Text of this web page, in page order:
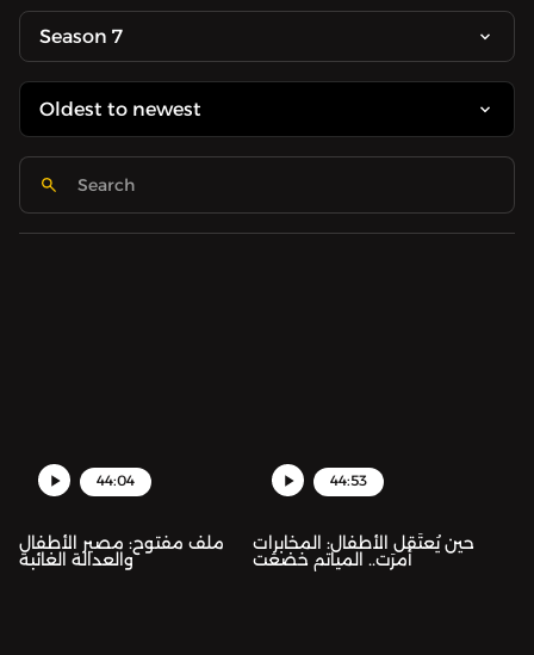
Season 7
44:04
ملف مفتوح: مصير الأطفال
والعدالة الغائبة
44:53
حين يُعتَقل الأطفال: المخابرات
أمرَت.. المياتم خضعَت